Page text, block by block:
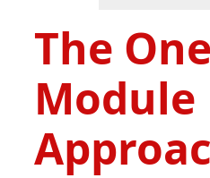
The One
Module